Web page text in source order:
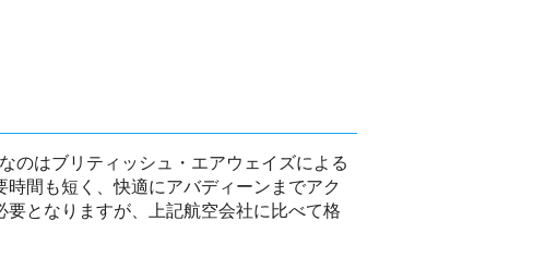
のはブリティッシュ・エアウェイズによる
間も短く、快適にアバディーンまでアク
となりますが、上記航空会社に比べて格